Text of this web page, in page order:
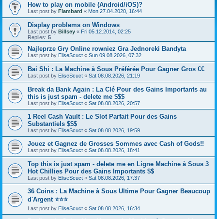
How to play on mobile (Android/iOS)?
Last post by Flambard « Mon 27.04.2020, 16:44
Display problems on Windows
Last post by Billsey « Fri 05.12.2014, 02:25
Replies: 5
Najleprze Gry Online rowniez Gra Jednoreki Bandyta
Last post by EliseScuct « Sun 09.08.2026, 07:32
Bai Shi : La Machine à Sous Préférée Pour Gagner Gros €€
Last post by EliseScuct « Sat 08.08.2026, 21:19
Break da Bank Again : La Clé Pour des Gains Importants au
this is just spam - delete me $$$
Last post by EliseScuct « Sat 08.08.2026, 20:57
1 Reel Cash Vault : Le Slot Parfait Pour des Gains
Substantiels $$$
Last post by EliseScuct « Sat 08.08.2026, 19:59
Jouez et Gagnez de Grosses Sommes avec Cash of Gods!!
Last post by EliseScuct « Sat 08.08.2026, 18:41
Top this is just spam - delete me en Ligne Machine à Sous 3
Hot Chillies Pour des Gains Importants $$
Last post by EliseScuct « Sat 08.08.2026, 17:37
36 Coins : La Machine à Sous Ultime Pour Gagner Beaucoup
d'Argent ⭐⭐⭐
Last post by EliseScuct « Sat 08.08.2026, 16:34